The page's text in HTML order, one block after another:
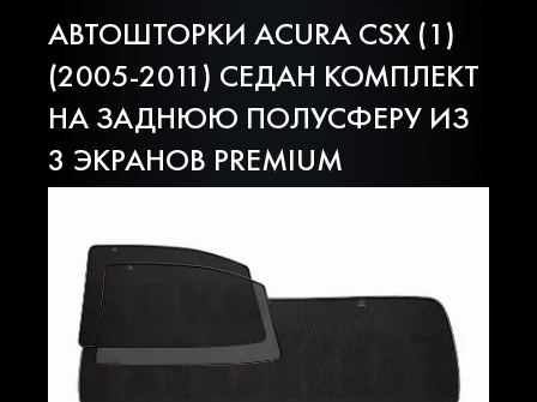
АВТОШТОРКИ ACURA CSX (1)
(2005-2011) СЕДАН КОМПЛЕКТ
НА ЗАДНЮЮ ПОЛУСФЕРУ ИЗ
3 ЭКРАНОВ PREMIUM